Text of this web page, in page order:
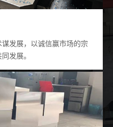
发展，以诚信赢市场的宗
发展。